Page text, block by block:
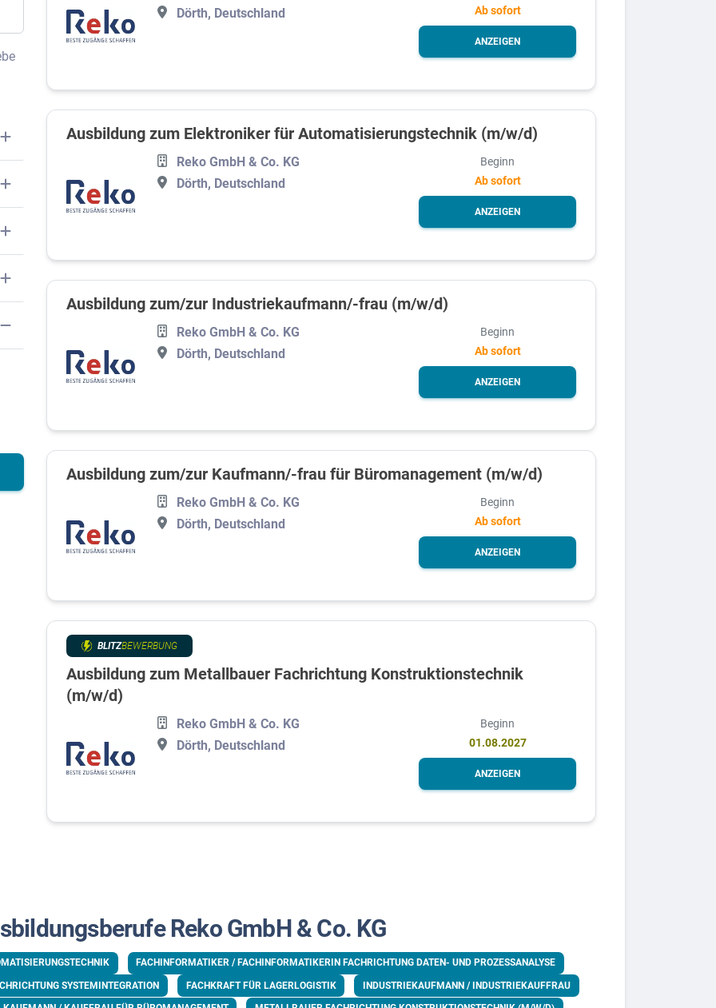
Dörth, Deutschland
Ab sofort
ANZEIGEN
Ausbildung zum Elektroniker für Automatisierungstechnik (m/w/d)
Reko GmbH & Co. KG
Dörth, Deutschland
Beginn
Ab sofort
ANZEIGEN
Ausbildung zum/zur Industriekaufmann/-frau (m/w/d)
Reko GmbH & Co. KG
Dörth, Deutschland
Beginn
Ab sofort
ANZEIGEN
Ausbildung zum/zur Kaufmann/-frau für Büromanagement (m/w/d)
Reko GmbH & Co. KG
Dörth, Deutschland
Beginn
Ab sofort
ANZEIGEN
BLITZBEWERBUNG
Ausbildung zum Metallbauer Fachrichtung Konstruktionstechnik
(m/w/d)
Reko GmbH & Co. KG
Dörth, Deutschland
Beginn
01.08.2027
ANZEIGEN
Reko GmbH & Co. KG
FACHINFORMATIKER / FACHINFORMATIKERIN FACHRICHTUNG DATEN- UND PROZESSANALYSE
SYSTEMINTEGRATION FACHKRAFT FÜR LAGERLOGISTIK INDUSTRIEKAUFMANN / INDUSTRIEKAUFFRAU